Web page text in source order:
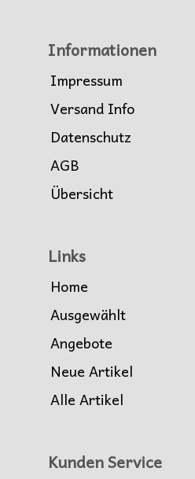
Informationen
Impressum
Versand Info
Datenschutz
AGB
Übersicht
Links
Home
Ausgewählt
Angebote
Neue Artikel
Alle Artikel
Kunden Service